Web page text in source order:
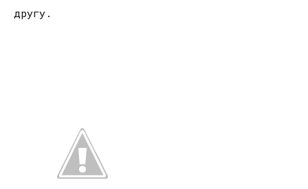
другу.